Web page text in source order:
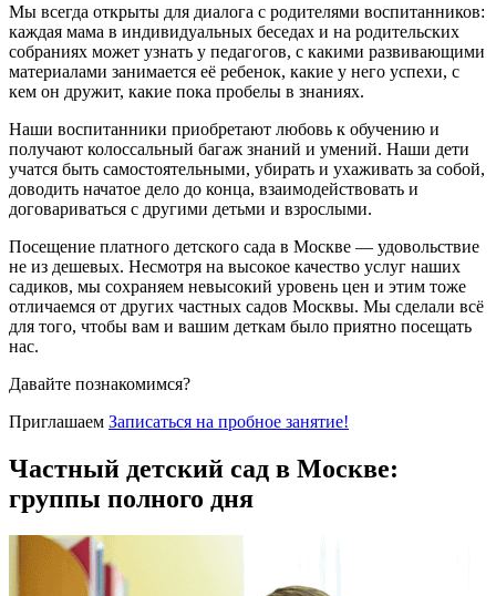
Мы всегда открыты для диалога с родителями воспитанников:
каждая мама в индивидуальных беседах и на родительских
собраниях может узнать у педагогов, с какими развивающими
материалами занимается её ребенок, какие у него успехи, с
кем он дружит, какие пока пробелы в знаниях.
Наши воспитанники приобретают любовь к обучению и
получают колоссальный багаж знаний и умений. Наши дети
учатся быть самостоятельными, убирать и ухаживать за собой,
доводить начатое дело до конца, взаимодействовать и
договариваться с другими детьми и взрослыми.
Посещение платного детского сада в Москве — удовольствие
не из дешевых. Несмотря на высокое качество услуг наших
садиков, мы сохраняем невысокий уровень цен и этим тоже
отличаемся от других частных садов Москвы. Мы сделали всё
для того, чтобы вам и вашим деткам было приятно посещать
нас.
Давайте познакомимся?
Приглашаем Записаться на пробное занятие!
Частный детский сад в Москве:
группы полного дня